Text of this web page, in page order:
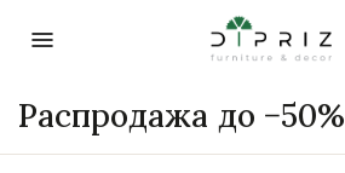
Распродажа до −50%